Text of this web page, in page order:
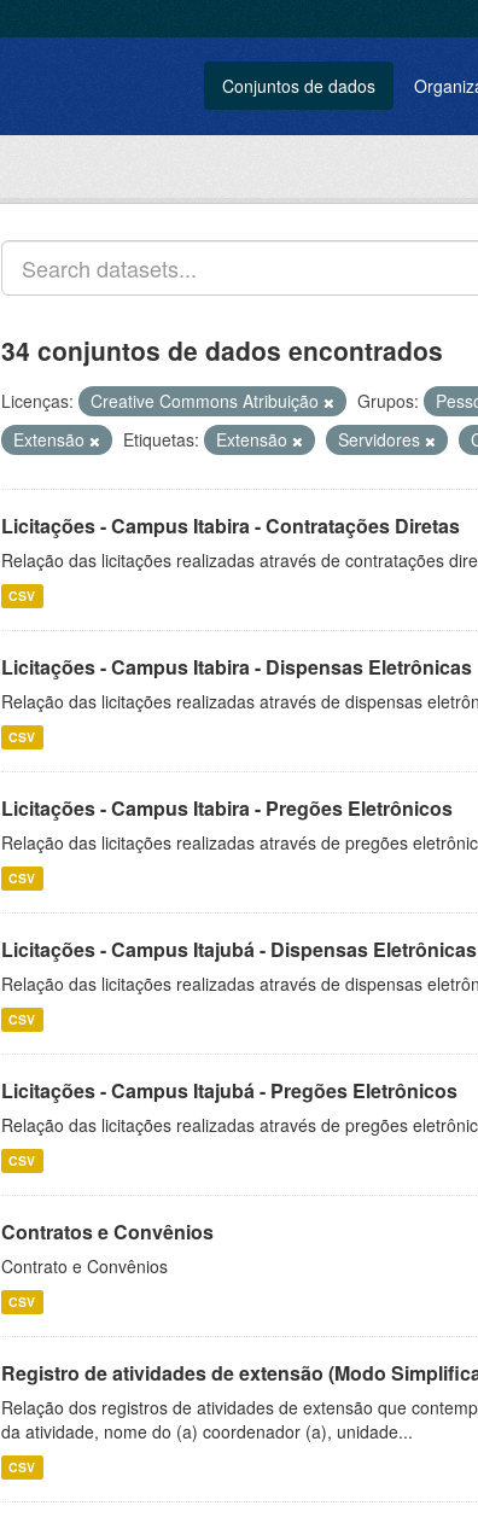
Conjuntos de dados
34 conjuntos de dados encontrados
Licenças: Creative Commons Atribuição Grupos:
Extensão
Etiquetas: Extensão Servidores
Licitações - Campus Itabira - Contratações Diretas
Relação das licitações realizadas através de contratações
CSV
Licitações - Campus Itabira - Dispensas Eletrônicas
Relação das licitações realizadas através de dispensas
CSV
Licitações - Campus Itabira - Pregões Eletrônicos
Relação das licitações realizadas através de pregões
CSV
Licitações - Campus Itajubá - Dispensas Eletrônicas
Relação das licitações realizadas através de dispensas
CSV
Licitações - Campus Itajubá - Pregões Eletrônicos
Relação das licitações realizadas através de pregões
CSV
Contratos e Convênios
Contrato e Convênios
CSV
Registro de atividades de extensão (Modo
Relação dos registros de atividades de extensão que
da atividade, nome do (a) coordenador (a), unidade...
CSV